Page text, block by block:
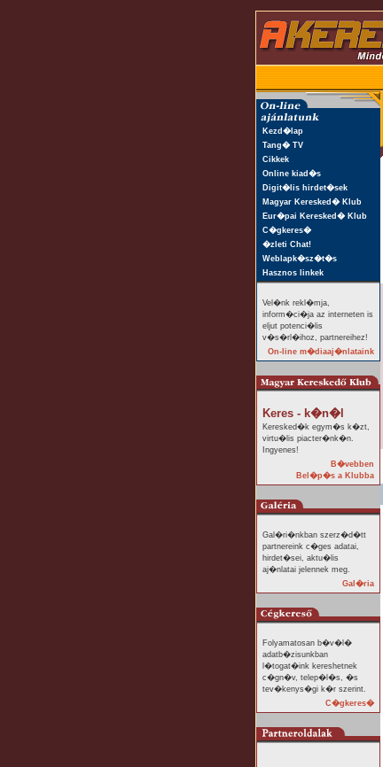
Kezd�lap
Tang� TV
Cikkek
Online kiad�s
Digit�lis hirdet�sek
Magyar Keresked� Klub
Eur�pai Keresked� Klub
C�gkeres�
�zleti Chat!
Weblapk�sz�t�s
Hasznos linkek
Vel�nk rekl�mja,
inform�ci�ja az interneten is
eljut potenci�lis
v�s�rl�ihoz, partnereihez!
On-line m�diaaj�nlataink
Keres - k�n�l
Keresked�k egym�s k�zt,
virtu�lis piacter�nk�n.
Ingyenes!
B�vebben
Bel�p�s a Klubba
Gal�ri�nkban szerz�d�tt
partnereink c�ges adatai,
hirdet�sei, aktu�lis
aj�nlatai jelennek meg.
Gal�ria
Folyamatosan b�v�l�
adatb�zisunkban
l�togat�ink kereshetnek
c�gn�v, telep�l�s, �s
tev�kenys�gi k�r szerint.
C�gkeres�